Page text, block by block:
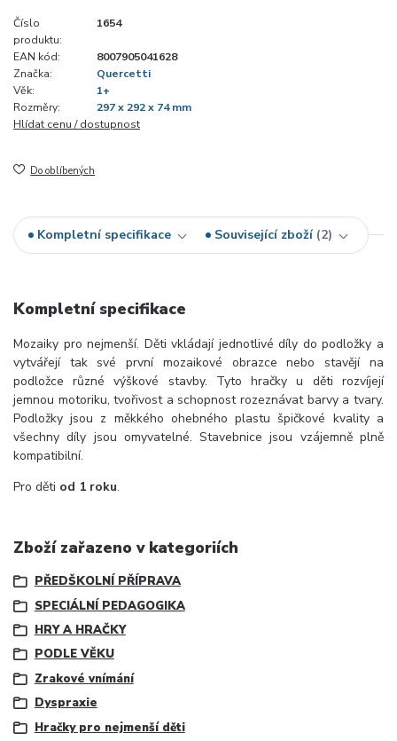
Číslo
produktu:
1654
EAN kód:
8007905041628
Značka:
Quercetti
Věk:
1+
Rozměry:
297 x 292 x 74 mm
Hlídat cenu / dostupnost
Do oblíbených
Kompletní specifikace Související zboží 2
Kompletní specifikace
Mozaiky pro nejmenší. Děti vkládají jednotlivé díly do podložky a
vytvářejí tak své první mozaikové obrazce nebo stavějí na
podložce různé výškové stavby. Tyto hračky u děti rozvíjejí
jemnou motoriku, tvořivost a schopnost rozeznávat barvy a tvary.
Podložky jsou z měkkého ohebného plastu špičkové kvality a
všechny díly jsou omyvatelné. Stavebnice jsou vzájemně plně
kompatibilní.
Pro děti od 1 roku.
Zboží zařazeno v kategoriích
PŘEDŠKOLNÍ PŘÍPRAVA
SPECIÁLNÍ PEDAGOGIKA
HRY A HRAČKY
PODLE VĚKU
Zrakové vnímání
Dyspraxie
Hračky pro nejmenší děti